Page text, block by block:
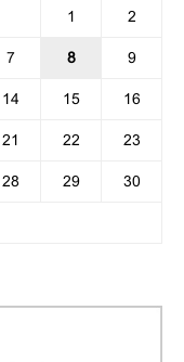
1 2
7 8 9
14 15 16
21 22 23
28 29 30